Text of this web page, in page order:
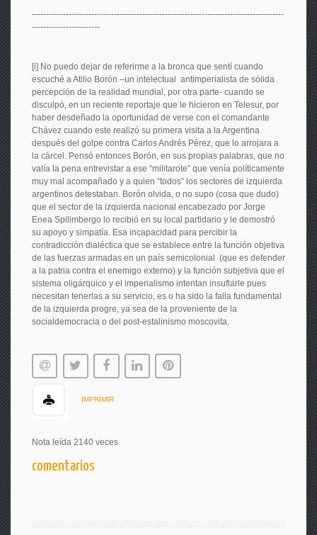
-----------------------------------------------------------------------------------------
------------------------
[i] No puedo dejar de referirme a la bronca que sentí cuando
escuché a Atilio Borón –un intelectual antimperialista de sólida
percepción de la realidad mundial, por otra parte- cuando se
disculpó, en un reciente reportaje que le hicieron en Telesur, por
haber desdeñado la oportunidad de verse con el comandante
Chávez cuando este realizó su primera visita a la Argentina
después del golpe contra Carlos Andrés Pérez, que lo arrojara a
la cárcel. Pensó entonces Borón, en sus propias palabras, que no
valía la pena entrevistar a ese “militarote” que venía políticamente
muy mal acompañado y a quien “todos” los sectores de izquierda
argentinos detestaban. Borón olvida, o no supo (cosa que dudo)
que el sector de la izquierda nacional encabezado por Jorge
Enea Spilimbergo lo recibió en su local partidario y le demostró
su apoyo y simpatía. Esa incapacidad para percibir la
contradicción dialéctica que se establece entre la función objetiva
de las fuerzas armadas en un país semicolonial (que es defender
a la patria contra el enemigo externo) y la función subjetiva que el
sistema oligárquico y el imperialismo intentan insuflarle pues
necesitan tenerlas a su servicio, es o ha sido la falla fundamental
de la izquierda progre, ya sea de la proveniente de la
socialdemocracia o del post-estalinismo moscovita.
IMPRIMIR
Nota leída 2140 veces
comentarios